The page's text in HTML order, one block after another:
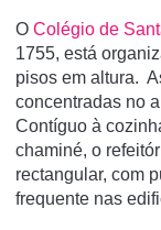
O Colégio de
1755, está
pisos em altura.
concentradas no
Contíguo à
chaminé, o
rectangular, com
frequente nas